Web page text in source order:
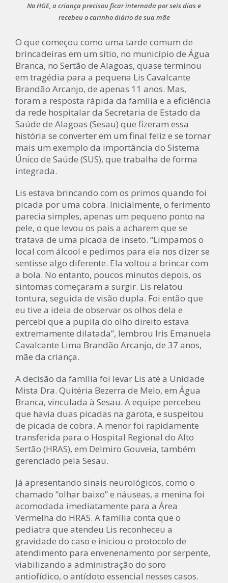
No HGE, a criança precisou ficar internada por seis dias e
recebeu o carinho diário de sua mãe
O que começou como uma tarde comum de
brincadeiras em um sítio, no município de Água
Branca, no Sertão de Alagoas, quase terminou
em tragédia para a pequena Lis Cavalcante
Brandão Arcanjo, de apenas 11 anos. Mas,
foram a resposta rápida da família e a eficiência
da rede hospitalar da Secretaria de Estado da
Saúde de Alagoas (Sesau) que fizeram essa
história se converter em um final feliz e se tornar
mais um exemplo da importância do Sistema
Único de Saúde (SUS), que trabalha de forma
integrada.
Lis estava brincando com os primos quando foi
picada por uma cobra. Inicialmente, o ferimento
parecia simples, apenas um pequeno ponto na
pele, o que levou os pais a acharem que se
tratava de uma picada de inseto. “Limpamos o
local com álcool e pedimos para ela nos dizer se
sentisse algo diferente. Ela voltou a brincar com
a bola. No entanto, poucos minutos depois, os
sintomas começaram a surgir. Lis relatou
tontura, seguida de visão dupla. Foi então que
eu tive a ideia de observar os olhos dela e
percebi que a pupila do olho direito estava
extremamente dilatada”, lembrou Iris Emanuela
Cavalcante Lima Brandão Arcanjo, de 37 anos,
mãe da criança.
A decisão da família foi levar Lis até a Unidade
Mista Dra. Quitéria Bezerra de Melo, em Água
Branca, vinculada à Sesau. A equipe percebeu
que havia duas picadas na garota, e suspeitou
de picada de cobra. A menor foi rapidamente
transferida para o Hospital Regional do Alto
Sertão (HRAS), em Delmiro Gouveia, também
gerenciado pela Sesau.
Já apresentando sinais neurológicos, como o
chamado “olhar baixo” e náuseas, a menina foi
acomodada imediatamente para a Área
Vermelha do HRAS. A família conta que o
pediatra que atendeu Lis reconheceu a
gravidade do caso e iniciou o protocolo de
atendimento para envenenamento por serpente,
viabilizando a administração do soro
antiofídico, o antídoto essencial nesses casos.